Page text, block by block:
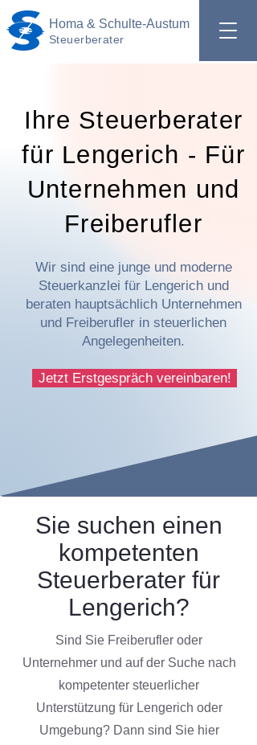
Homa & Schulte-Austum
Steuerberater
Ihre Steuerberater
für Lengerich - Für
Unternehmen und
Freiberufler
Wir sind eine junge und moderne
Steuerkanzlei für Lengerich und
beraten hauptsächlich Unternehmen
und Freiberufler in steuerlichen
Angelegenheiten.
Jetzt Erstgespräch vereinbaren!
Sie suchen einen
kompetenten
Steuerberater für
Lengerich?
Sind Sie Freiberufler oder
Unternehmer und auf der Suche nach
kompetenter steuerlicher
Unterstützung für Lengerich oder
Umgebung? Dann sind Sie hier